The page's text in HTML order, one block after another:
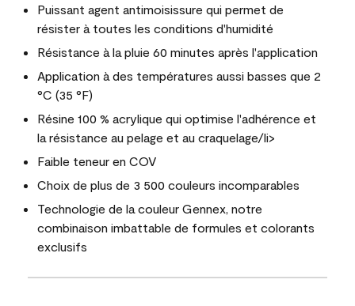
Puissant agent antimoisissure qui permet de
résister à toutes les conditions d'humidité
Résistance à la pluie 60 minutes après l'application
Application à des températures aussi basses que 2
°C (35 °F)
Résine 100 % acrylique qui optimise l'adhérence et
la résistance au pelage et au craquelage/li>
Faible teneur en COV
Choix de plus de 3 500 couleurs incomparables
Technologie de la couleur Gennex, notre
combinaison imbattable de formules et colorants
exclusifs